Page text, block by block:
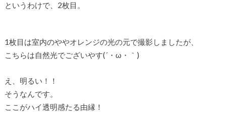
というわけで、2枚目。
1枚目は室内のややオレンジの光の元で撮影しましたが、
こちらは自然光でございやす(´・ω・｀)
え、明るい！！
そうなんです。
ここがハイ透明感たる由縁！